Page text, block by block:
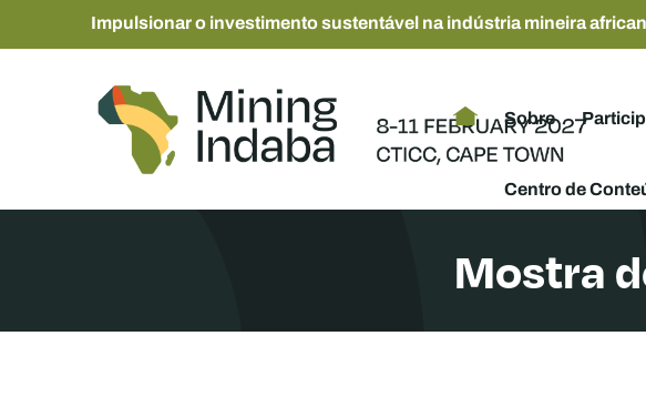
Impulsionar o investimento sustentável na indústria mineira
Sobre
Centro de
Mostra